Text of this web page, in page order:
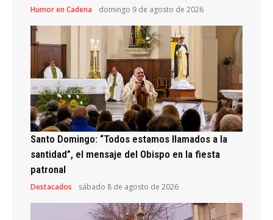
Humor en Cadena domingo 9 de agosto de 2026
Santo Domingo: “Todos estamos llamados a la
santidad”, el mensaje del Obispo en la fiesta
patronal
Destacados sábado 8 de agosto de 2026